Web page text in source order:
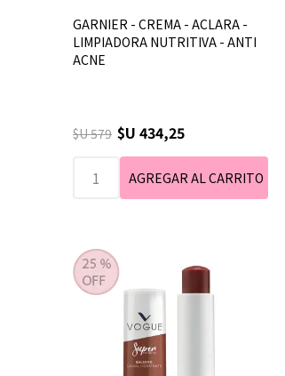
GARNIER - CREMA - ACLARA -
LIMPIADORA NUTRITIVA - ANTI
ACNE
$U 579 $U 434,25